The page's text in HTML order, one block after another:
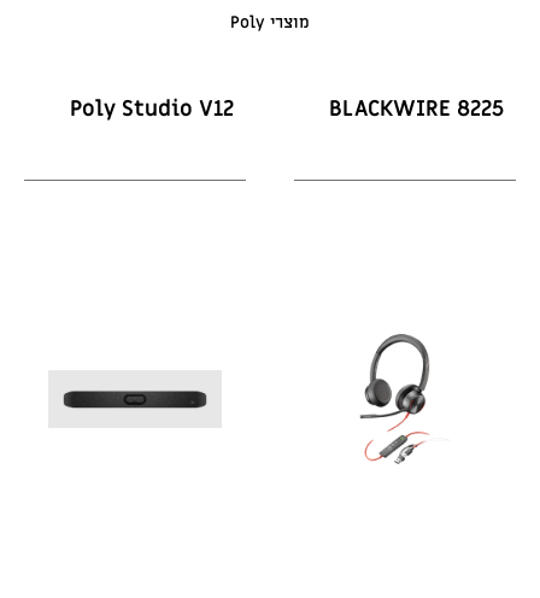
מוצרי Poly
BLACKWIRE 8225
Poly Studio V12